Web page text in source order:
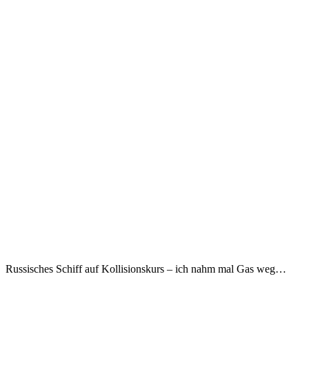
Russisches Schiff auf Kollisionskurs – ich nahm mal Gas weg…